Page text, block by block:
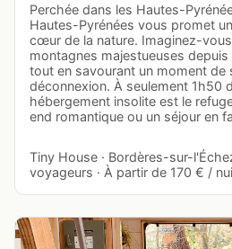
Perchée dans les Hautes-
Hautes-Pyrénées vous promet
cœur de la nature. Imaginez-
montagnes majestueuses
tout en savourant un moment de
déconnexion. À seulement 1h50
hébergement insolite est le
end romantique ou un séjour en
Tiny House · Bordères-sur-
voyageurs · À partir de 170 € /